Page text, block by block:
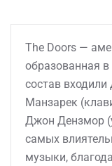
The Doors —
образованная
состав
Манзарек
Джон Дензмор
самых
музыки,